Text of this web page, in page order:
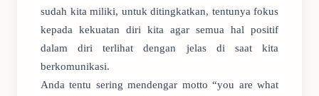
sudah kita miliki, untuk ditingkatkan, tentunya fokus
kepada kekuatan diri kita agar semua hal positif
dalam diri terlihat dengan jelas di saat kita
berkomunikasi.
Anda tentu sering mendengar motto “you are what